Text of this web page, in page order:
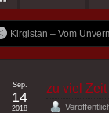
Kirgistan – Vom
zu viel
Sep.
14
2018